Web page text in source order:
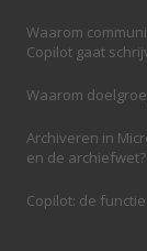
Waarom
Copilot gaat
Waarom
Archiveren in
en de archiefwet?
Copilot: de